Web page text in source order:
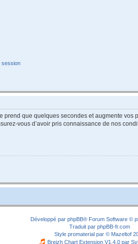
session
prend que quelques secondes et augmente
vous d’avoir pris connaissance de nos
Développé par phpBB® Forum Software ©
Traduit par phpBB-fr.com
Style promaterial par © Mazeltof
Breizh Chart Extension V1.4.0 par